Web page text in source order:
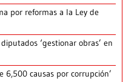
por reformas a la Ley de
‘gestionar obras’ en
6,500 causas por corrupción’